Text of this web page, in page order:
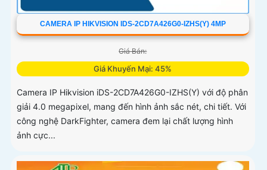
CAMERA IP HIKVISION IDS-2CD7A426G0-IZHS(Y) 4MP
Giá Bán:
Giá Khuyến Mại: 45%
Camera IP Hikvision iDS-2CD7A426G0-IZHS(Y) với độ phân
giải 4.0 megapixel, mang đến hình ảnh sắc nét, chi tiết. Với
công nghệ DarkFighter, camera đem lại chất lượng hình
ảnh cực...